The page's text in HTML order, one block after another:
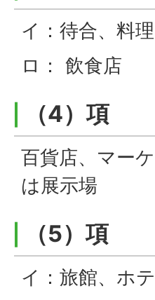
イ：待合、料
ロ： 飲食店
（4）項
百貨店、マー
は展示場
（5）項
イ：旅館、ホ